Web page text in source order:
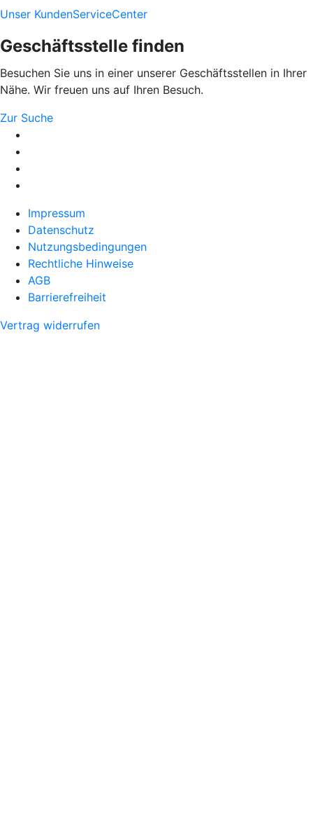
Unser KundenServiceCenter
Geschäftsstelle finden
Besuchen Sie uns in einer unserer Geschäftsstellen in Ihrer
Nähe. Wir freuen uns auf Ihren Besuch.
Zur Suche
Impressum
Datenschutz
Nutzungsbedingungen
Rechtliche Hinweise
AGB
Barrierefreiheit
Vertrag widerrufen